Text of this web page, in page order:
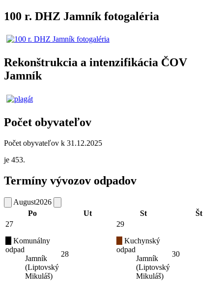
100 r. DHZ Jamník fotogaléria
Rekonštrukcia a intenzifikácia ČOV
Jamník
Počet obyvateľov
Počet obyvateľov k 31.12.2025
je 453.
Termíny vývozov odpadov
August2026
Po
Ut St
Št
27
Komunálny
odpad
Jamník
(Liptovský
Mikuláš)
28
29
Kuchynský
odpad
Jamník
(Liptovský
Mikuláš)
30